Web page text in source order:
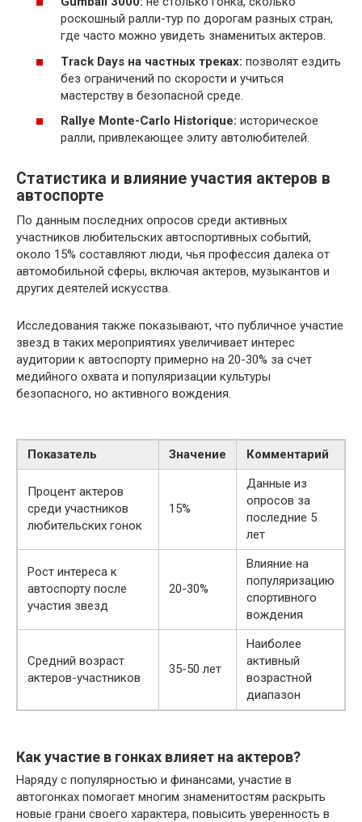
роскошный ралли-тур по дорогам разных стран,
где часто можно увидеть знаменитых актеров.
Track Days на частных треках: позволят ездить
без ограничений по скорости и учиться
мастерству в безопасной среде.
Rallye Monte-Carlo Historique: историческое
ралли, привлекающее элиту автолюбителей.
Статистика и влияние участия актеров в
автоспорте
По данным последних опросов среди активных
участников любительских автоспортивных событий,
около 15% составляют люди, чья профессия далека от
автомобильной сферы, включая актеров, музыкантов и
других деятелей искусства.
Исследования также показывают, что публичное участие
звезд в таких мероприятиях увеличивает интерес
аудитории к автоспорту примерно на 20-30% за счет
медийного охвата и популяризации культуры
безопасного, но активного вождения.
Показатель Значение Комментарий
Процент актеров
среди участников
любительских гонок
15%
Данные из
опросов за
последние 5
лет
Рост интереса к
автоспорту после
участия звезд
20-30%
Влияние на
популяризацию
спортивного
вождения
Средний возраст
актеров-участников
35-50 лет
Наиболее
активный
возрастной
диапазон
Как участие в гонках влияет на актеров?
Наряду с популярностью и финансами, участие в
автогонках помогает многим знаменитостям раскрыть
новые грани своего характера, повысить уверенность в